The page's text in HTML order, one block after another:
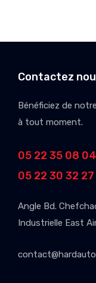
Contactez
Bénéficiez de
à tout moment.
05 22 35 08 04
05 22 30 32 27
Angle Bd.
Industrielle East